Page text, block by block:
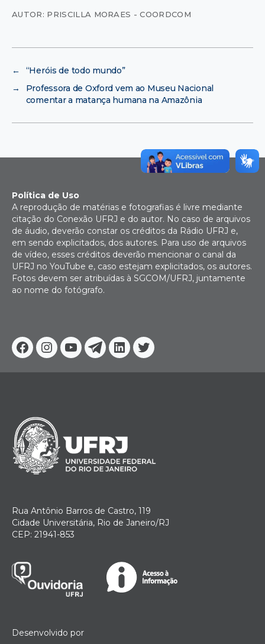
AUTOR: PRISCILLA MORAES - COORDCOM
←
“Heróis de todo mundo”
→
Professora de Oxford vem ao Museu Nacional
comentar a matança humana na Amazônia
Facebook
Instagram
YoutubeTelegram
Linkedin
Twitter
Política de Uso
A reprodução de matérias e fotografias é livre mediante
citação do Conexão UFRJ e do autor. No caso de arquivos
de áudio, deverão constar os créditos da Rádio UFRJ e,
em sendo explicitados, dos autores. Para uso de arquivos
de vídeo, esses créditos deverão mencionar o canal da
UFRJ no YouTube e, caso estejam explicitados, os autores.
Fotos devem ser atribuídas à SGCOM/UFRJ, juntamente
ao nome do fotógrafo.
Rua Antônio Barros de Castro, 119
Cidade Universitária, Rio de Janeiro/RJ
CEP: 21941-853
Desenvolvido por